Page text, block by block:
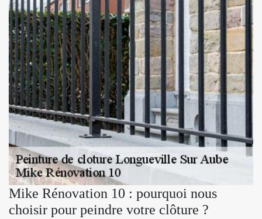
Mike Rénovation 10 : pourquoi nous
choisir pour peindre votre clôture ?